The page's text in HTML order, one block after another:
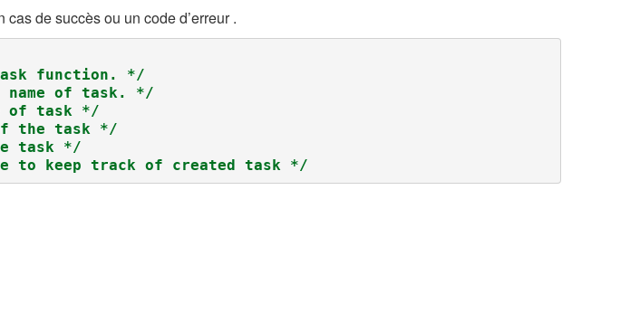
cas de succès ou un code d’erreur .
function. */
name of task. */
of task */
the task */
task */
to keep track of created task */